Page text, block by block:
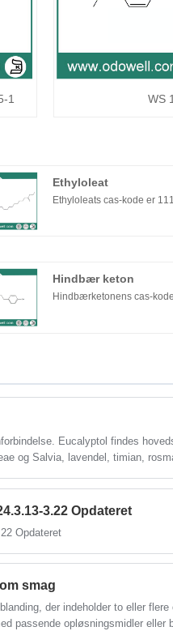
1 WS
Ethyloleat
Ethyloleats cas-kode er
Hindbær keton
Hindbærketonens cas-
Eucalyptol findes
og Salvia, lavendel, timian,
farmakologiske aktiviteter,
til behandling af humant
har også virkningerne af
og bruges i vid udstrækning
3.22 Opdateret
Opdateret
smag
der indeholder to eller flere
passende opløsningsmidler eller